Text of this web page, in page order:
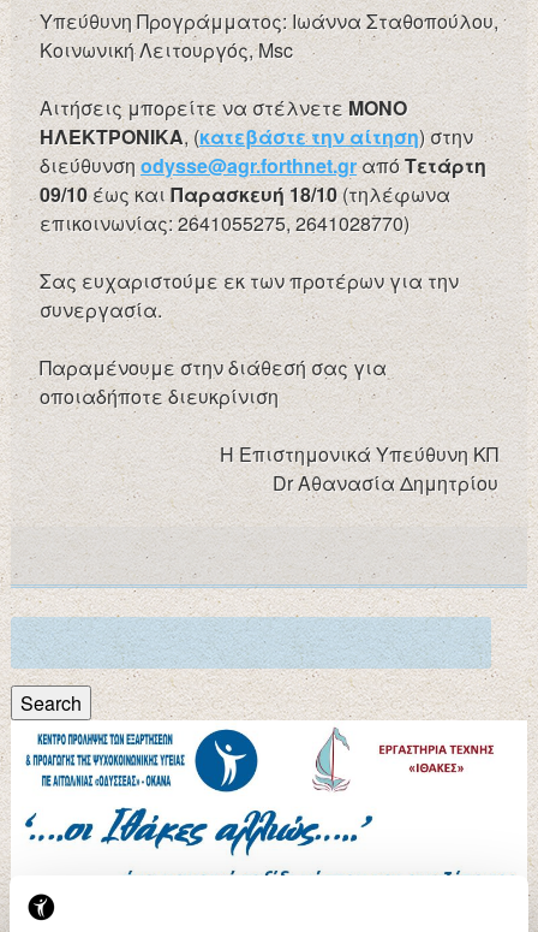
Υπεύθυνη Προγράμματος: Ιωάννα Σταθοπούλου,
Κοινωνική Λειτουργός, Msc
Αιτήσεις μπορείτε να στέλνετεMONO
HΛΕΚΤΡΟΝΙΚΑ, (κατεβάστε την αίτηση) στην
διεύθυνσηodysse@agr.forthnet.grαπόΤετάρτη
09/10έως καιΠαρασκευή 18/10(τηλέφωνα
επικοινωνίας: 2641055275, 2641028770)
Σας ευχαριστούμε εκ των προτέρων για την
συνεργασία.
Παραμένουμε στην διάθεσή σας για
οποιαδήποτε διευκρίνιση
Η Επιστημονικά Υπεύθυνη ΚΠ
Dr Αθανασία Δημητρίου
Search
for:
Search